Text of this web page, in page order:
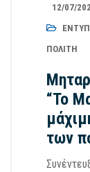
12/07/
ΠΟΛΊΤΗ
“Το
των